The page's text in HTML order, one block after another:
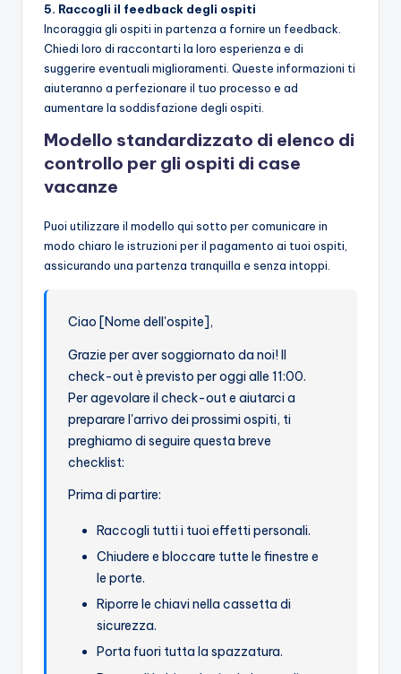
5. Raccogli il feedback degli ospiti
Incoraggia gli ospiti in partenza a fornire un feedback.
Chiedi loro di raccontarti la loro esperienza e di
suggerire eventuali miglioramenti. Queste informazioni ti
aiuteranno a perfezionare il tuo processo e ad
aumentare la soddisfazione degli ospiti.
Modello standardizzato di elenco di
controllo per gli ospiti di case
vacanze
Puoi utilizzare il modello qui sotto per comunicare in
modo chiaro le istruzioni per il pagamento ai tuoi ospiti,
assicurando una partenza tranquilla e senza intoppi.
Ciao [Nome dell'ospite],
Grazie per aver soggiornato da noi! Il
check-out è previsto per oggi alle 11:00.
Per agevolare il check-out e aiutarci a
preparare l'arrivo dei prossimi ospiti, ti
preghiamo di seguire questa breve
checklist:
Prima di partire:
Raccogli tutti i tuoi effetti personali.
Chiudere e bloccare tutte le finestre e
le porte.
Riporre le chiavi nella cassetta di
sicurezza.
Porta fuori tutta la spazzatura.